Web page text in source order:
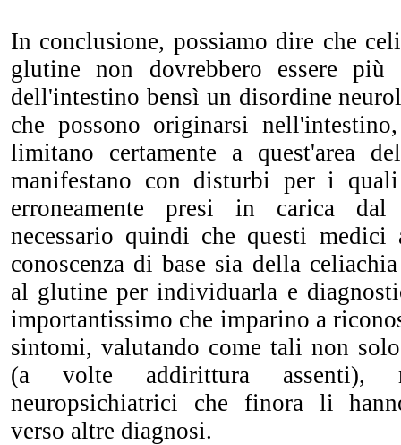
In conclusione, possiamo dire che
glutine non dovrebbero essere più
dell'intestino bensì un disordine
che possono originarsi
limitano certamente a quest'area
manifestano con disturbi per i
erroneamente presi in carica dal
necessario quindi che questi medici
conoscenza di base sia della
al glutine per individuarla e
importantissimo che imparino a
sintomi, valutando come tali non
(a volte addirittura assenti),
neuropsichiatrici che finora li
verso altre diagnosi.